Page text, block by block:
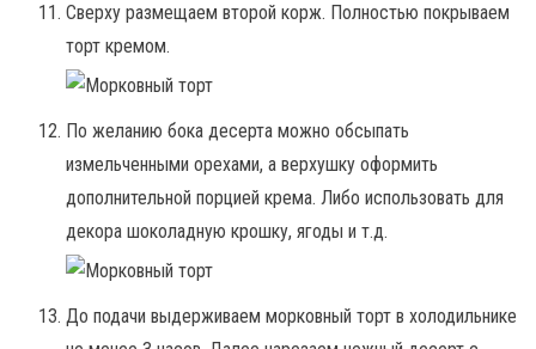
Сверху размещаем второй корж. Полностью покрываем
торт кремом.
По желанию бока десерта можно обсыпать
измельченными орехами, а верхушку оформить
дополнительной порцией крема. Либо использовать для
декора шоколадную крошку, ягоды и т.д.
До подачи выдерживаем морковный торт в холодильнике